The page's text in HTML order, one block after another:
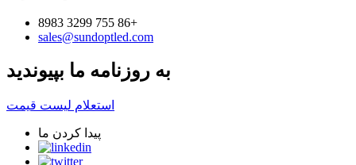
8983 3299 755 86+
sales@sundoptled.com
به روزنامه ما بپیوندید
استعلام لیست قیمت
پیدا کردن ما